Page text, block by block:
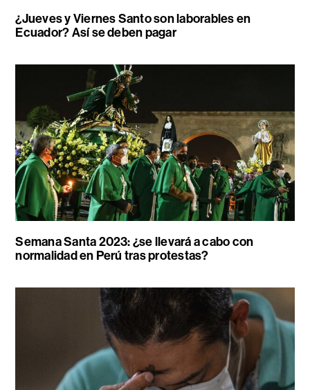
¿Jueves y Viernes Santo son laborables en
Ecuador? Así se deben pagar
Semana Santa 2023: ¿se llevará a cabo con
normalidad en Perú tras protestas?